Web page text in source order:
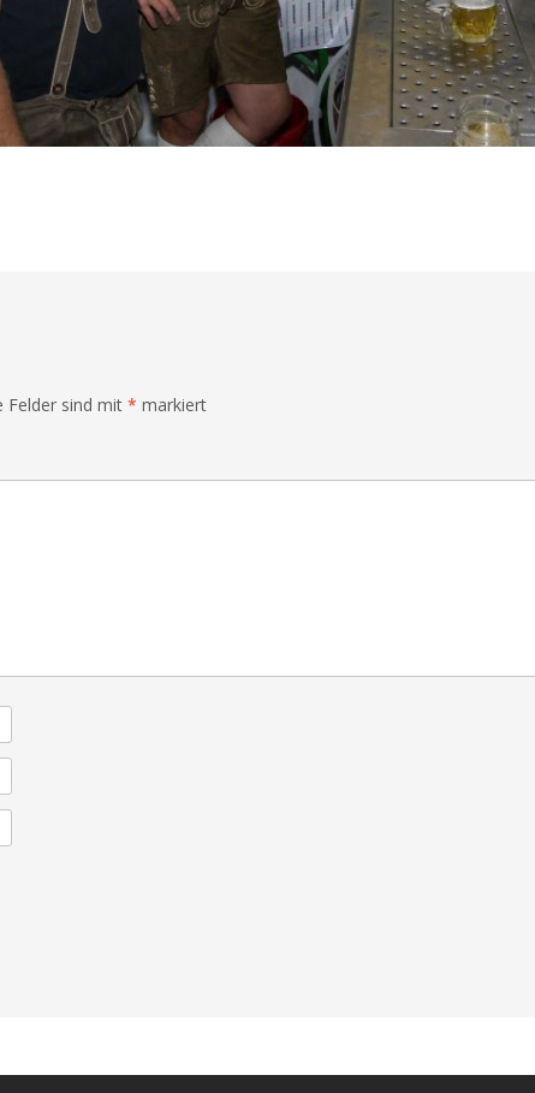
Felder sind mit * markiert